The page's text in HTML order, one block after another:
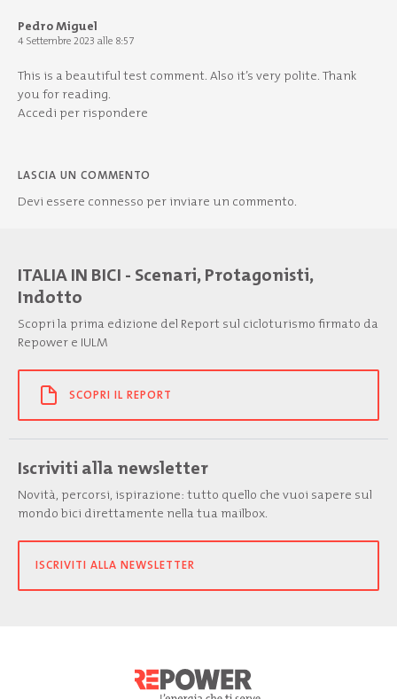
Pedro Miguel
4 Settembre 2023 alle 8:57
This is a beautiful test comment. Also it’s very polite. Thank
you for reading.
Accedi per rispondere
LASCIA UN COMMENTO
Devi essere connesso per inviare un commento.
ITALIA IN BICI - Scenari, Protagonisti,
Indotto
Scopri la prima edizione del Report sul cicloturismo firmato da
Repower e IULM
SCOPRI IL REPORT
Iscriviti alla newsletter
Novità, percorsi, ispirazione: tutto quello che vuoi sapere sul
mondo bici direttamente nella tua mailbox.
ISCRIVITI ALLA NEWSLETTER